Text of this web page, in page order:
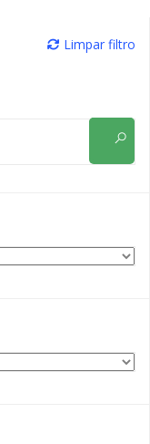
Limpar filtro